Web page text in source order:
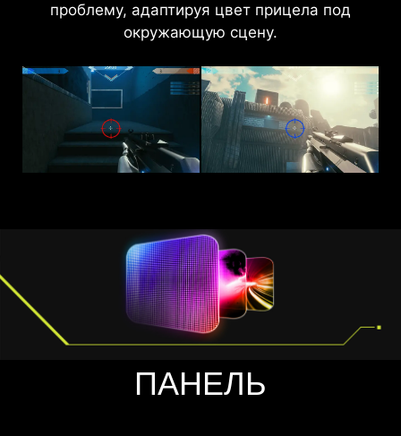
проблему, адаптируя цвет прицела под
окружающую сцену.
AI Vision вкл
ПАНЕЛЬ